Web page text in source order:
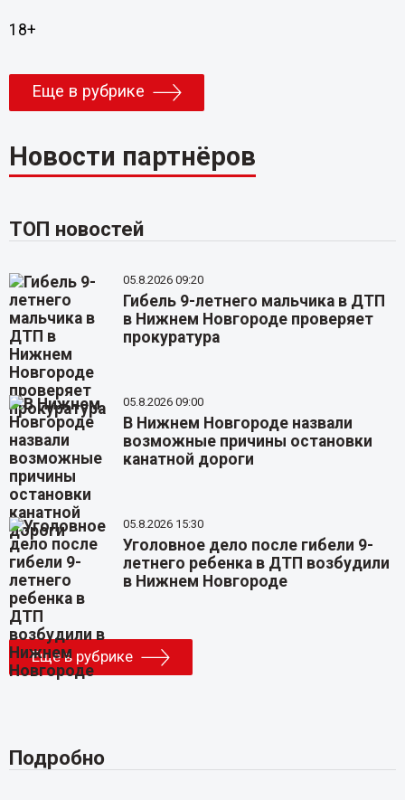
18+
Еще в рубрике
Новости партнёров
ТОП новостей
05.8.2026 09:20
Гибель 9-летнего мальчика в ДТП
в Нижнем Новгороде проверяет
прокуратура
05.8.2026 09:00
В Нижнем Новгороде назвали
возможные причины остановки
канатной дороги
05.8.2026 15:30
Уголовное дело после гибели 9-
летнего ребенка в ДТП возбудили
в Нижнем Новгороде
Еще в рубрике
Подробно